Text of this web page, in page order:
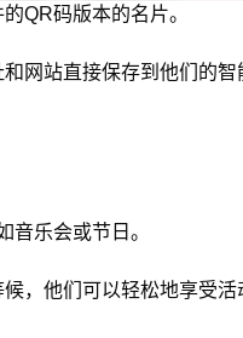
QR码版本的名片。
网站直接保存到他们的智
音乐会或节日。
，他们可以轻松地享受活